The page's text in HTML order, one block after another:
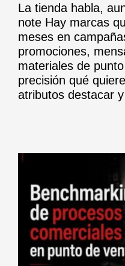
La tienda habla,
note Hay marcas
meses en
promociones,
materiales de
precisión qué
atributos destacar